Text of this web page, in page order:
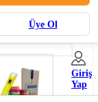
Üye Ol
Giriş
Yap